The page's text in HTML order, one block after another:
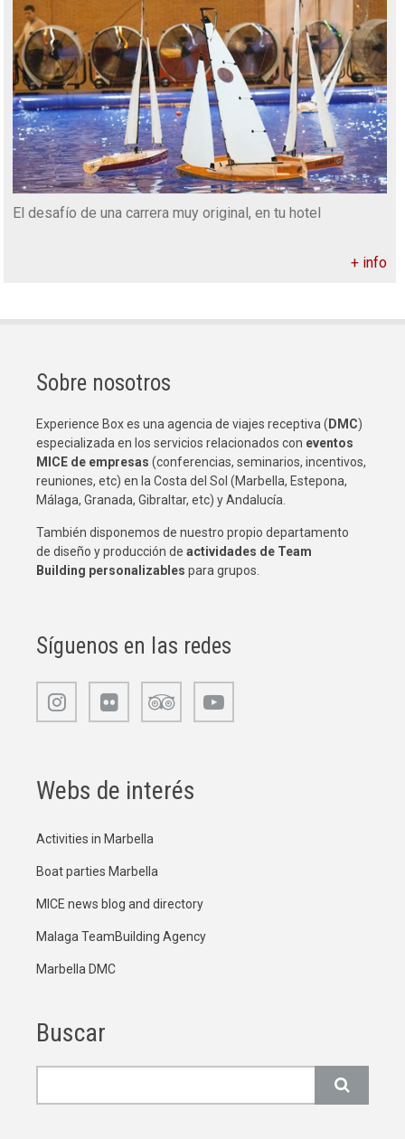
El desafío de una carrera muy original, en tu hotel
+ info
Sobre nosotros
Experience Box es una agencia de viajes receptiva ( DMC)
especializada en los servicios relacionados con eventos
MICE de empresas (conferencias, seminarios, incentivos,
reuniones, etc) en la Costa del Sol (Marbella, Estepona,
Málaga, Granada, Gibraltar, etc) y Andalucía.
También disponemos de nuestro propio departamento
de diseño y producción de actividades de Team
Building personalizables para grupos.
Síguenos en las redes
Webs de interés
Activities in Marbella
Boat parties Marbella
MICE news blog and directory
Malaga TeamBuilding Agency
Marbella DMC
Buscar